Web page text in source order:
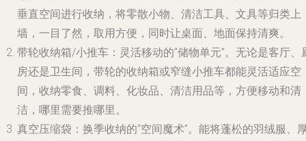
垂直空间进行收纳，将零散小物、清洁工具、文具等归类上
墙，一目了然，取用方便，同时让桌面、地面保持清爽。
带轮收纳箱/小推车：灵活移动的“储物单元”。无论是客厅、
房还是卫生间，带轮的收纳箱或窄缝小推车都能灵活适应空
间，收纳零食、调料、化妆品、清洁用品等，方便移动和清
洁，哪里需要推哪里。
真空压缩袋：换季收纳的“空间魔术”。能将蓬松的羽绒服、